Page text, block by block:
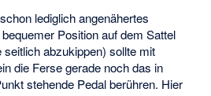
lediglich angenähertes
Position auf dem Sattel
seitlich abzukippen) sollte mit
die Ferse gerade noch das in
stehende Pedal berühren. Hier